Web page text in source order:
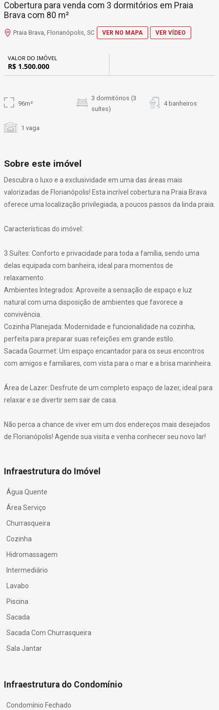
Cobertura para venda com 3 dormitórios em Praia
Brava com 80 m²
Praia Brava, Florianópolis, SC VER NO MAPA VER VÍDEO
VALOR DO IMÓVEL
R$ 1.500.000
96m²
3 dormitórios (3
suítes)
4 banheiros
1 vaga
Sobre este imóvel
Descubra o luxo e a exclusividade em uma das áreas mais
valorizadas de Florianópolis! Esta incrível cobertura na Praia Brava
oferece uma localização privilegiada, a poucos passos da linda praia.
Características do imóvel:
3 Suítes: Conforto e privacidade para toda a família, sendo uma
delas equipada com banheira, ideal para momentos de
relaxamento.
Ambientes Integrados: Aproveite a sensação de espaço e luz
natural com uma disposição de ambientes que favorece a
convivência.
Cozinha Planejada: Modernidade e funcionalidade na cozinha,
perfeita para preparar suas refeições em grande estilo.
Sacada Gourmet: Um espaço encantador para os seus encontros
com amigos e familiares, com vista para o mar e a brisa marinheira.
Área de Lazer: Desfrute de um completo espaço de lazer, ideal para
relaxar e se divertir sem sair de casa.
Não perca a chance de viver em um dos endereços mais desejados
de Florianópolis! Agende sua visita e venha conhecer seu novo lar!
Infraestrutura do Imóvel
Água Quente
Área Serviço
Churrasqueira
Cozinha
Hidromassagem
Intermediário
Lavabo
Piscina
Sacada
Sacada Com Churrasqueira
Sala Jantar
Infraestrutura do Condomínio
Condomínio Fechado